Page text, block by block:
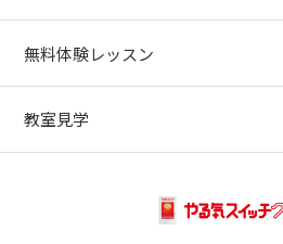
無料体験レッスン
教室見学